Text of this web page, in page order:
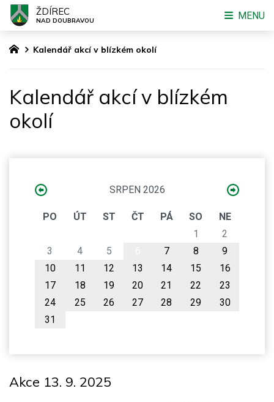
Kalendář akcí v blízkém okolí
Kalendář akcí v blízkém
okolí
SRPEN 2026
PO ÚT ST ČT PÁ SO
NE
1
2
3
4 5 7 8
9
10
11 12 13 14 15
16
17
18 19 20 21 22
23
24
25 26 27 28 29
30
31
Akce 13. 9. 2025
ŽDÍREC
NAD DOUBRAVOU MENU